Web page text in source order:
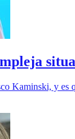
Kaminski, y